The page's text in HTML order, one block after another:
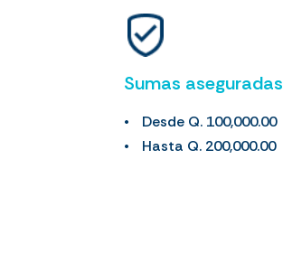
Sumas aseguradas
Desde Q. 100,000.00
Hasta Q. 200,000.00